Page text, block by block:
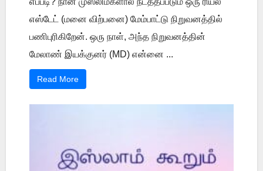
எஸ்டேட் (மனை விற்பனை) மேம்பாட்டு நிறுவனத்தில்
பணிபுரிகிறேன். ஒரு நாள், அந்த நிறுவனத்தின்
மேலாண் இயக்குனர் (MD) என்னை ...
Read More